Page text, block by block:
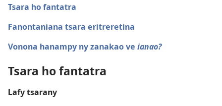
Tsara ho fantatra
Fanontaniana tsara eritreretina
Vonona hanampy ny zanakao ve ianao?
Tsara ho fantatra
Lafy tsarany